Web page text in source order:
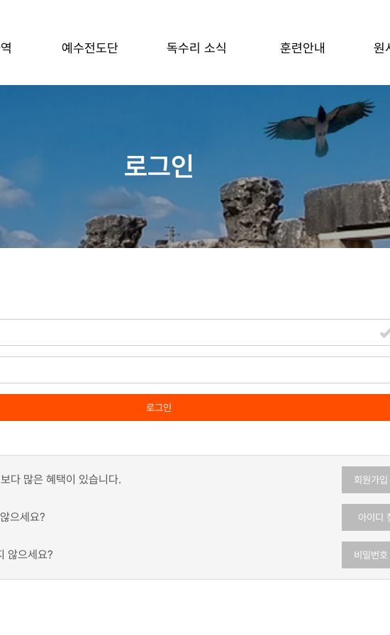
예수전도단 독수리 소식 훈련안내 원
로그인
로그인
다 많은 혜택이 있습니다. 회원가입
으세요? 아이디
않으세요? 비밀번호